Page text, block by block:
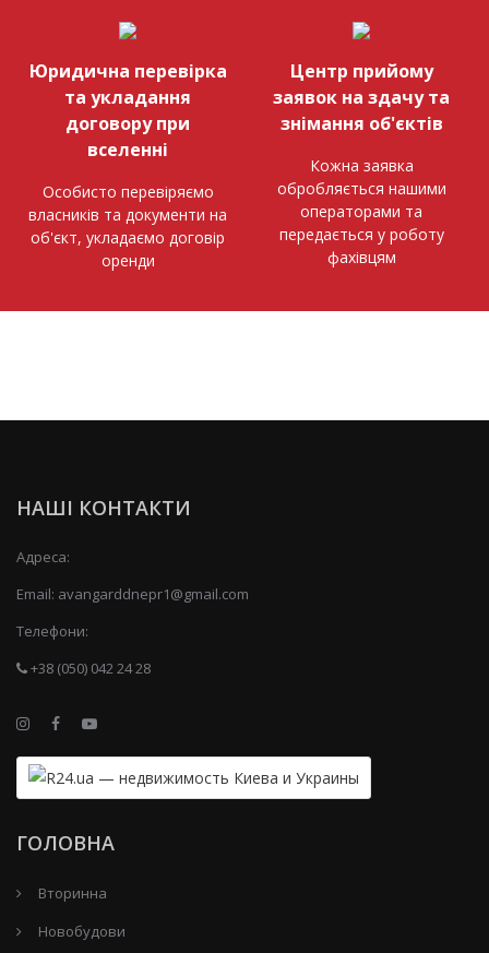
Юридична перевірка
та укладання
договору при
вселенні
Особисто перевіряємо
власників та документи на
об'єкт, укладаємо договір
оренди
Центр прийому
заявок на здачу та
знімання об'єктів
Кожна заявка
обробляється нашими
операторами та
передається у роботу
фахівцям
НАШІ КОНТАКТИ
Адреса:
Email: avangarddnepr1@gmail.com
Телефони:
+38 (050) 042 24 28
ГОЛОВНА
Вторинна
Новобудови